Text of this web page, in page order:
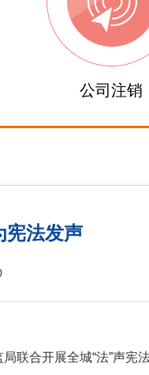
公司注销
宪法发声
合开展全城“法”声宪